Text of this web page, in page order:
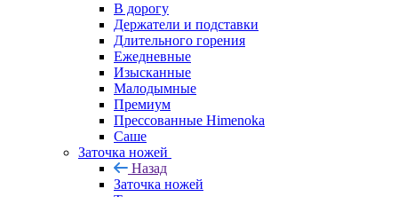
В дорогу
Держатели и подставки
Длительного горения
Ежедневные
Изысканные
Малодымные
Премиум
Прессованные Himenoka
Саше
Заточка ножей
Назад
Заточка ножей